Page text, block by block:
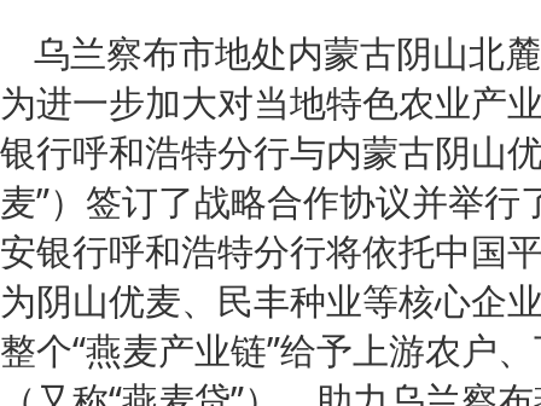
乌兰察布市地处内蒙古阴山北
为进一步加大对当地特色农业产
银行呼和浩特分行与内蒙古阴山
麦”）签订了战略合作协议并举
安银行呼和浩特分行将依托中国
为阴山优麦、民丰种业等核心企
整个“燕麦产业链”给予上游农户